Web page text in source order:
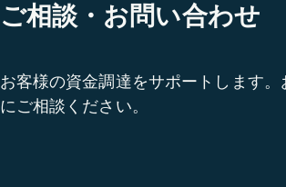
ご相談・お問い合わせ
お客様の資金調達をサポートします。
にご相談ください。